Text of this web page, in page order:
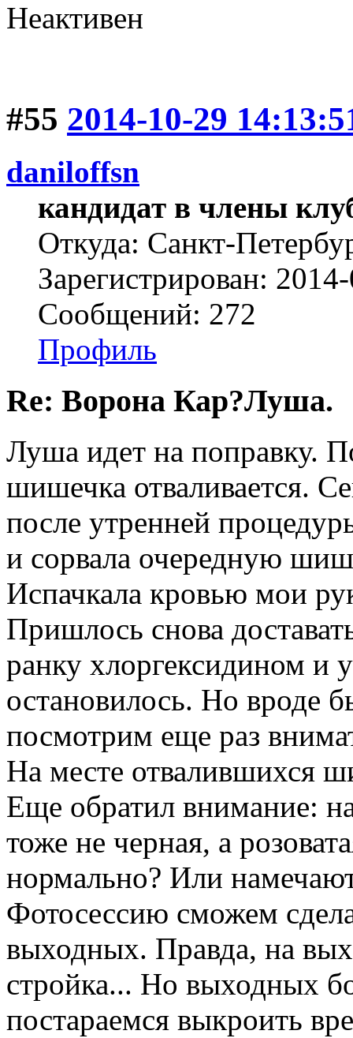
Неактивен
#55 2014-10-29
daniloffsn
кандидат в члены
Откуда: Санкт-
Зарегистрирован:
Сообщений: 272
Профиль
Re: Ворона Кар?Луша.
Луша идет на поправку.
шишечка отваливается.
после утренней
и сорвала очередную
Испачкала кровью мои
Пришлось снова
ранку хлоргексидином и
остановилось. Но вроде
посмотрим еще раз
На месте отвалившихся
Еще обратил внимание:
тоже не черная, а
нормально? Или
Фотосессию сможем
выходных. Правда, на
стройка... Но выходных
постараемся выкроить